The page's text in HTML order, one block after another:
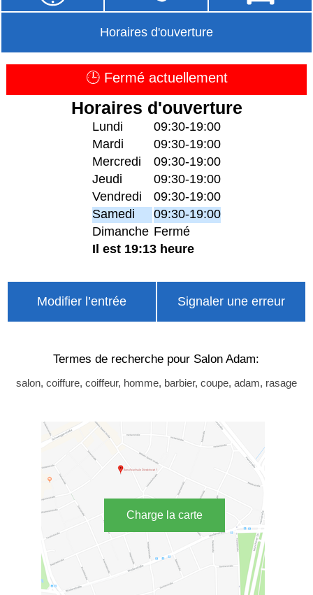
Horaires d'ouverture
🕒 Fermé actuellement
Horaires d'ouverture
Lundi
09:30-19:00
Mardi
09:30-19:00
Mercredi
09:30-19:00
Jeudi
09:30-19:00
Vendredi
09:30-19:00
Samedi
09:30-19:00
Dimanche Fermé
Il est 19:13 heure
Modifier l’entrée Signaler une erreur
Termes de recherche pour Salon Adam:
salon, coiffure, coiffeur, homme, barbier, coupe, adam, rasage
Charge la carte